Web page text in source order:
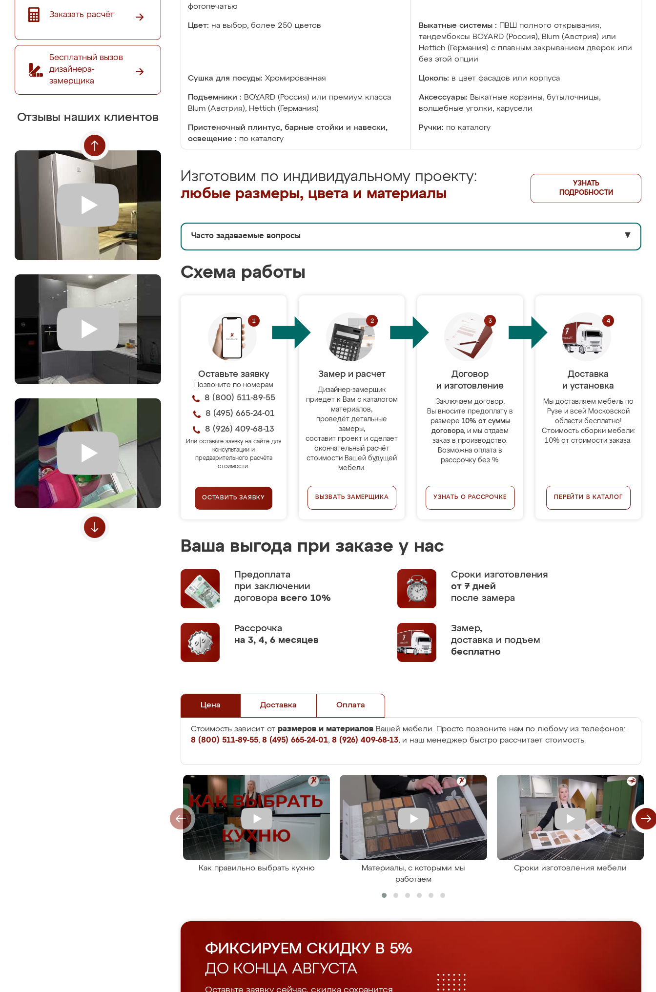
Заказать расчёт
Бесплатный вызов
дизайнера-
замерщика
Отзывы наших клиентов
фотопечатью
Цвет: на выбор, более 250 цветов Выкатные системы :
ПВШ полного открывания,
тандембоксы BOYARD (Россия), Blum (Австрия) или
Hettich (Германия) с плавным закрыванием дверок или
без этой опции
Сушка для посуды: Хромированная Цоколь: в цвет фасадов или корпуса
Подъемники : BOYARD (Россия) или премиум класса
Blum (Австрия), Hettich (Германия)
Аксессуары: Выкатные корзины, бутылочницы,
волшебные уголки, карусели
Пристеночный плинтус, барные стойки и навески,
освещение : по каталогу
Ручки: по каталогу
Изготовим по индивидуальному проекту:
любые размеры, цвета и материалы
УЗНАТЬ
ПОДРОБНОСТИ
Часто задаваемые вопросы ▼
Схема работы
Оставьте заявку
Позвоните по номерам
8 (800) 511-89-55
8 (495) 665-24-01
8 (926) 409-68-13
Или оставьте заявку на сайте для
консультации и
предварительного расчёта
стоимости.
ОСТАВИТЬ ЗАЯВКУ
Замер и расчет
Дизайнер-замерщик
приедет к Вам с каталогом
материалов,
проведёт детальные
замеры,
составит проект и сделает
окончательный расчёт
стоимости Вашей будущей
мебели.
ВЫЗВАТЬ ЗАМЕРЩИКА
Договор
и изготовление
Заключаем договор,
Вы вносите предоплату в
размере 10% от суммы
договора, и мы отдаём
заказ в производство.
Возможна оплата в
рассрочку без %.
УЗНАТЬ О РАССРОЧКЕ
Доставка
и установка
Мы доставляем мебель по
Рузе и всей Московской
области бесплатно!
Стоимость сборки мебели:
10% от стоимости заказа.
ПЕРЕЙТИ В КАТАЛОГ
Ваша выгода при заказе у нас
Предоплата
при заключении
договора всего 10%
Сроки изготовления
от 7 дней
после замера
Рассрочка
на 3, 4, 6 месяцев
Замер,
доставка и подъем
бесплатно
Цена Доставка Оплата
Стоимость зависит от размеров и материалов Вашей мебели. Просто позвоните нам по любому из телефонов:
8 (800) 511-89-55, 8 (495) 665-24-01, 8 (926) 409-68-13, и наш менеджер быстро рассчитает стоимость.
Как правильно выбрать кухню
Материалы, с которыми мы
работаем
Сроки изготовления мебели
ФИКСИРУЕМ СКИДКУ В 5%
ДО КОНЦА АВГУСТА
Оставьте заявку сейчас, скидка сохранится.